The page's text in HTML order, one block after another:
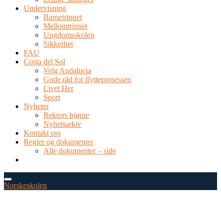
Undervisning
Barnetrinnet
Mellomtrinnet
Ungdomsskolen
Sikkerhet
FAU
Costa del Sol
Velg Andalucia
Gode råd for flytteprosessen
Livet Her
Sport
Nyheter
Rektors hjørne
Nyhetsarkiv
Kontakt oss
Regler og dokumenter
Alle dokumenter – side
Norskeskolen